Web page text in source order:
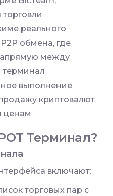
реального
обмена, где
между
терминал
выполнение
криптовалют
ценам
Терминал?
включают:
торговых пар с